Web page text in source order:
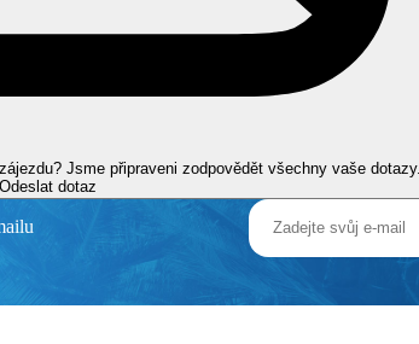
Jsme připraveni zodpovědět všechny vaše dotazy.
Odeslat dotaz